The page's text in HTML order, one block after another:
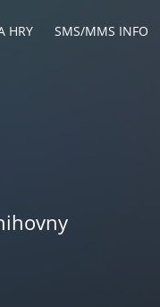
HRY SMS/MMS INFO